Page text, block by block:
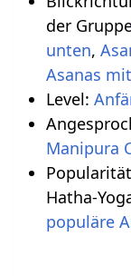
der
unten,
Asanas
Level:
Manipura
Hatha-
populäre